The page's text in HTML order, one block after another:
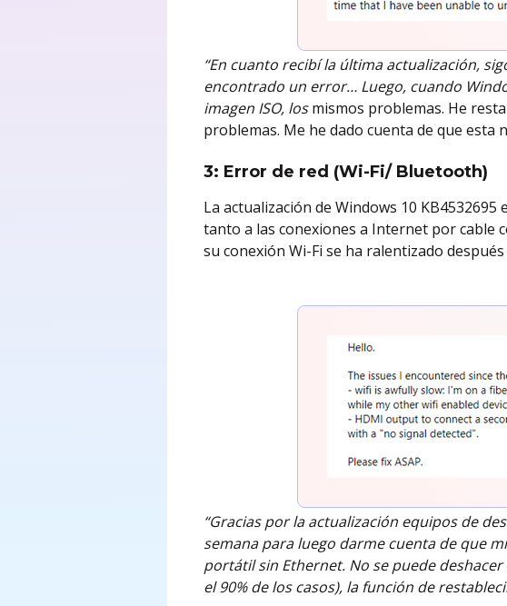
“En cuanto recibí la última actualización,
encontrado un error… Luego, cuando
imagen ISO, losmismos problemas. He
problemas. Me he dado cuenta de que esta
3: Error de red (Wi-Fi/ Bluetooth)
La actualización de Windows 10
tanto a las conexiones a Internet por cable
su conexión Wi-Fi se ha ralentizado
“Gracias por la actualización equipos de
semana para luego darme cuenta de que
portátil sin Ethernet. No se puede
el 90% de los casos), la función de